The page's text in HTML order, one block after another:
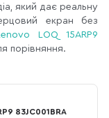
який дає реальну
екран без
LOQ 15ARP9
порівняння.
83JC001BRA